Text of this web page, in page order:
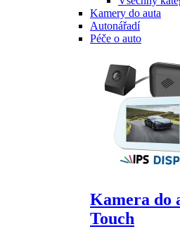
Kamery do auta
Autonářadí
Péče o auto
Kamera do
Touch